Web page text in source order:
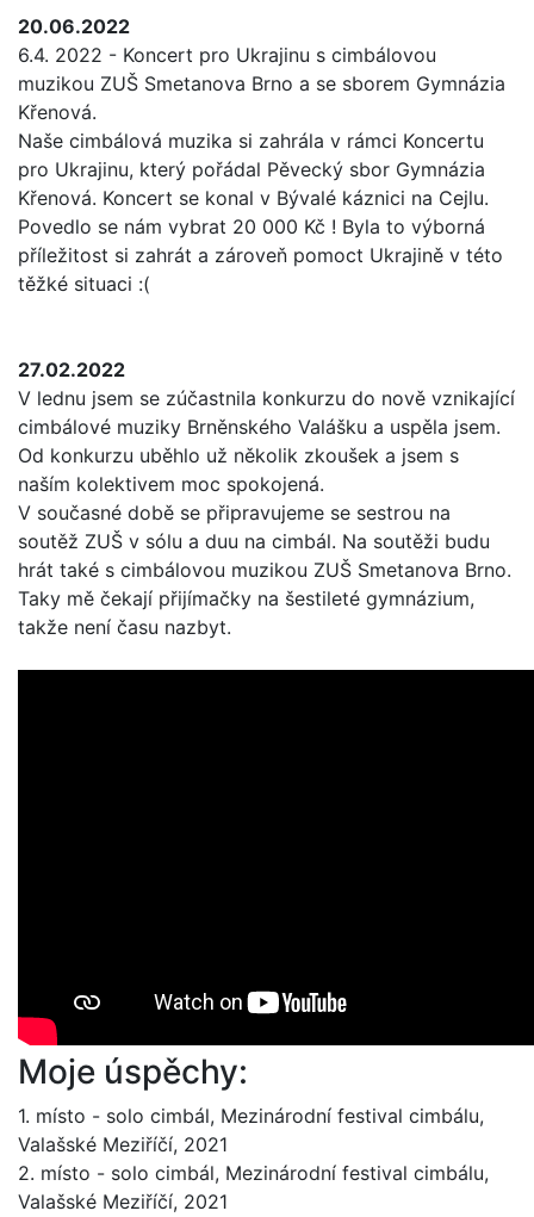
Moje úspěchy:
1. místo - solo cimbál, Mezinárodní festival cimbálu,
Valašské Meziříčí, 2021
2. místo - solo cimbál, Mezinárodní festival cimbálu,
Valašské Meziříčí, 2021
20.06.2022
6.4. 2022 - Koncert pro Ukrajinu s cimbálovou
muzikou ZUŠ Smetanova Brno a se sborem Gymnázia
Křenová.
Naše cimbálová muzika si zahrála v rámci Koncertu
pro Ukrajinu, který pořádal Pěvecký sbor Gymnázia
Křenová. Koncert se konal v Bývalé káznici na Cejlu.
Povedlo se nám vybrat 20 000 Kč ! Byla to výborná
příležitost si zahrát a zároveň pomoct Ukrajině v této
těžké situaci :(
27.02.2022
V lednu jsem se zúčastnila konkurzu do nově vznikající
cimbálové muziky Brněnského Valášku a uspěla jsem.
Od konkurzu uběhlo už několik zkoušek a jsem s
naším kolektivem moc spokojená.
V současné době se připravujeme se sestrou na
soutěž ZUŠ v sólu a duu na cimbál. Na soutěži budu
hrát také s cimbálovou muzikou ZUŠ Smetanova Brno.
Taky mě čekají přijímačky na šestileté gymnázium,
takže není času nazbyt.